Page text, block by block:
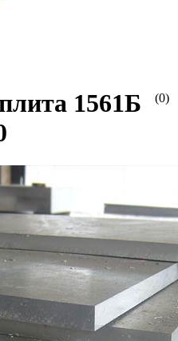
(0)
1561Б